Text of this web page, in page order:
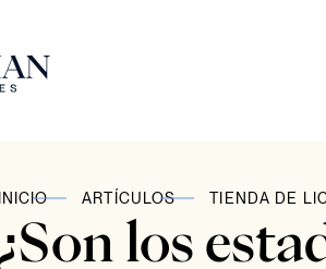
INICIO ARTÍCULOS TIENDA DE
¿Son los